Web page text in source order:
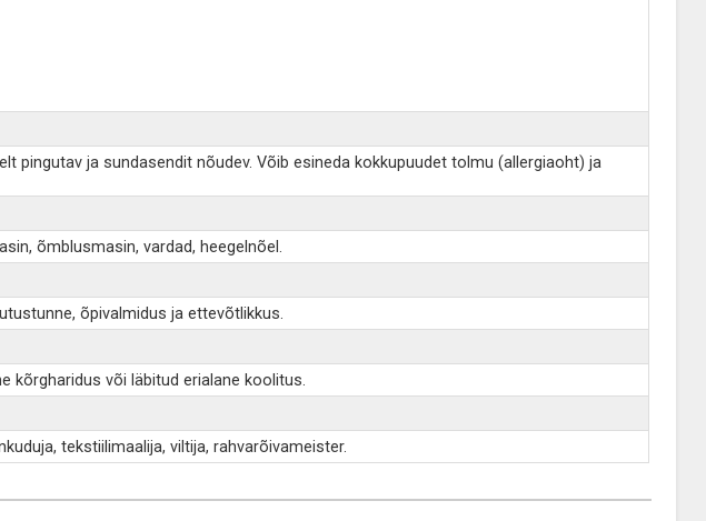
pingutav ja sundasendit nõudev. Võib esineda kokkupuudet tolmu (allergiaoht) ja
õmblusmasin, vardad, heegelnõel.
õpivalmidus ja ettevõtlikkus.
kõrgharidus või läbitud erialane koolitus.
tekstiilimaalija, viltija, rahvarõivameister.